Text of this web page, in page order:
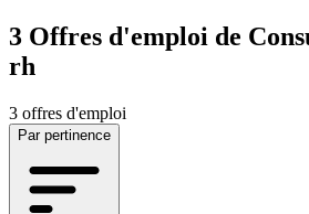
3 Offres d'emploi de
rh
3 offres d'emploi
Par pertinence